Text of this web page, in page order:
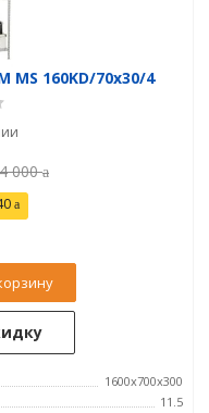
160KD/70х30/4
4 000
1600x700x300
11.5